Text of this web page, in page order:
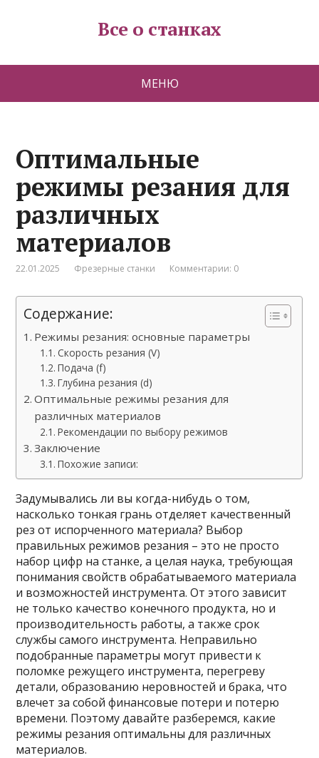
Все о станках
МЕНЮ
Оптимальные
режимы резания для
различных
материалов
22.01.2025 Фрезерные станки Комментарии: 0
Содержание:
Режимы резания: основные параметры
Скорость резания (V)
Подача (f)
Глубина резания (d)
Оптимальные режимы резания для
различных материалов
Рекомендации по выбору режимов
Заключение
Похожие записи:
Задумывались ли вы когда-нибудь о том,
насколько тонкая грань отделяет качественный
рез от испорченного материала? Выбор
правильных режимов резания – это не просто
набор цифр на станке, а целая наука, требующая
понимания свойств обрабатываемого материала
и возможностей инструмента. От этого зависит
не только качество конечного продукта, но и
производительность работы, а также срок
службы самого инструмента. Неправильно
подобранные параметры могут привести к
поломке режущего инструмента, перегреву
детали, образованию неровностей и брака, что
влечет за собой финансовые потери и потерю
времени. Поэтому давайте разберемся, какие
режимы резания оптимальны для различных
материалов.